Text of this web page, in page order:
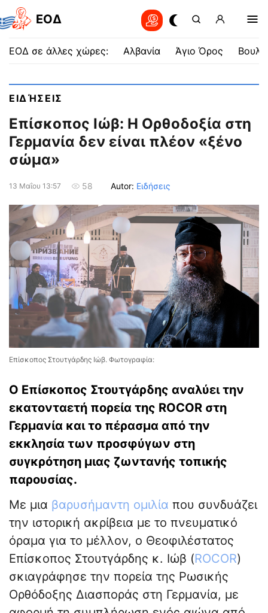
EOΔ
ΕΟΔ σε άλλες χώρες: Αλβανία Άγιο Όρος
ΕΙΔΉΣΕΙΣ
Επίσκοπος Ιώβ: Η Ορθοδοξία στη
Γερμανία δεν είναι πλέον «ξένο
σώμα»
13 Μαΐου 13:57 58 Autor: Ειδήσεις
Επίσκοπος Στουτγάρδης Ιώβ. Φωτογραφία:
Ο Επίσκοπος Στουτγάρδης αναλύει την
εκατονταετή πορεία της ROCOR στη
Γερμανία και το πέρασμα από την
εκκλησία των προσφύγων στη
συγκρότηση μιας ζωντανής τοπικής
παρουσίας.
Με μια βαρυσήμαντη ομιλία που συνδυάζει
την ιστορική ακρίβεια με το πνευματικό
όραμα για το μέλλον, ο Θεοφιλέστατος
Επίσκοπος Στουτγάρδης κ. Ιώβ (ROCOR)
σκιαγράφησε την πορεία της Ρωσικής
Ορθόδοξης Διασποράς στη Γερμανία, με